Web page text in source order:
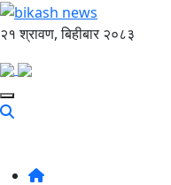
२१ श्रावण, बिहीबार २०८३